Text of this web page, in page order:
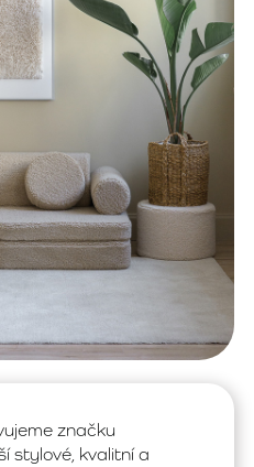
značku
stylové, kvalitní a